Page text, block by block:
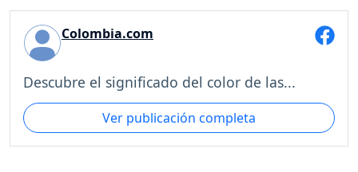
Colombia.com
Descubre el significado del color de las...
Ver publicación completa